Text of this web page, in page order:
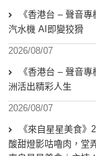
《香港台 – 聲音
汽水機 AI即變狡猾
2026/08/07
《香港台 – 聲音
洲活出精彩人生
2026/08/07
《來自星星美食
酸甜燈影咕嚕肉，堂